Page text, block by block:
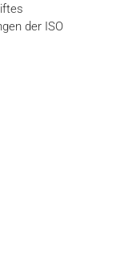
der ISO